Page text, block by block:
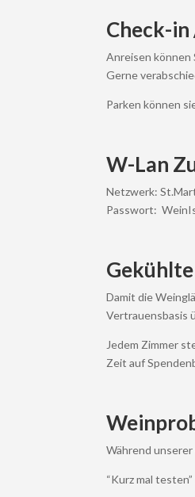
Check-
Anreisen können
Gerne
Parken können
W-Lan
Netzwerk:
Passwort:
Damit die
Vertrauensbasis
Jedem Zimmer
Zeit auf
Während
“Kurz mal